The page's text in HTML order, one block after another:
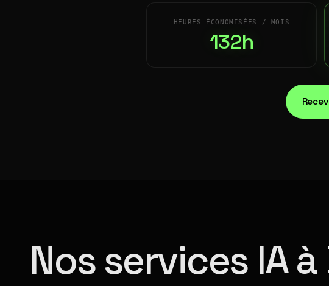
HEURES ÉCONOMISÉES / MOIS
132h
Nos services IA